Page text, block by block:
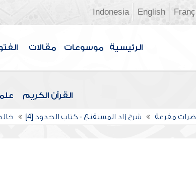
English
Indonesia
الرئيسية موسوعات مقالات
القرآن الكريم
مفرغة شرح زاد المستقنع - كتاب الحدود [4]